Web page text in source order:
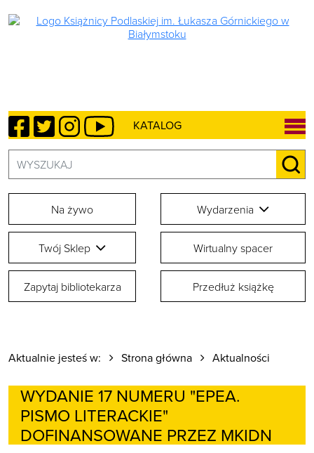
KATALOG
Facebook
TwitterInstagram
YouTube
Na żywo Wydarzenia
Twój Sklep Wirtualny spacer
Zapytaj bibliotekarza Przedłuż książkę
Aktualnie jesteś w: Strona główna Aktualności
WYDANIE 17 NUMERU "EPEA.
PISMO LITERACKIE"
DOFINANSOWANE PRZEZ MKIDN